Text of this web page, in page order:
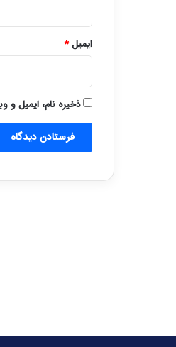
ایمیل*
ذخیره نام، ایمیل و